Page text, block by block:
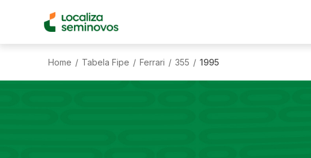
Home / Tabela Fipe / Ferrari / 355 / 1995